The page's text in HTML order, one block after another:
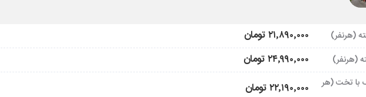
۲۱٬۸۹۰٬۰۰۰ تومان
۲۴٬۹۹۰٬۰۰۰ تومان
با تخت (هر
۲۲٬۱۹۰٬۰۰۰ تومان